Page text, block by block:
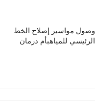
وصول مواسير إصلاح الخط
الرئيسي للمياهبأم درمان